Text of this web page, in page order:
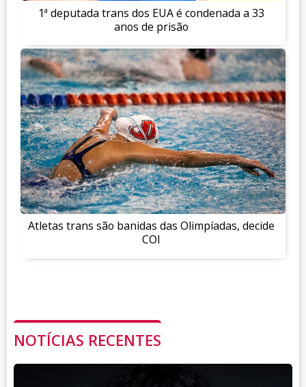
1ª deputada trans dos EUA é condenada a 33
anos de prisão
Atletas trans são banidas das Olimpíadas, decide
COI
NOTÍCIAS RECENTES